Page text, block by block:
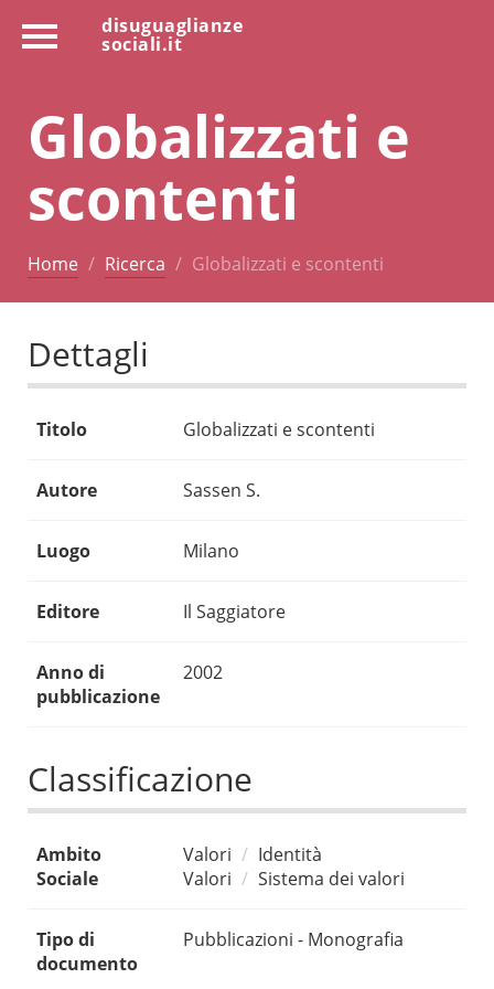
disuguaglianze
sociali.it
Globalizzati e
scontenti
Home Ricerca Globalizzati e scontenti
Dettagli
Titolo Globalizzati e scontenti
Autore Sassen S.
Luogo Milano
Editore Il Saggiatore
Anno di
pubblicazione
2002
Classificazione
Ambito
Sociale
Valori
Identità
Valori
Sistema dei valori
Tipo di
documento
Pubblicazioni - Monografia